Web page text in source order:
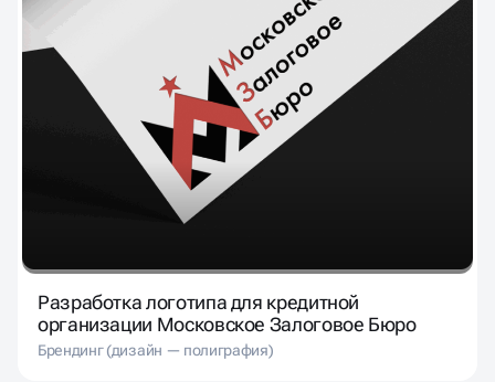
Разработка логотипа для кредитной
организации Московское Залоговое Бюро
Брендинг (дизайн — полиграфия)